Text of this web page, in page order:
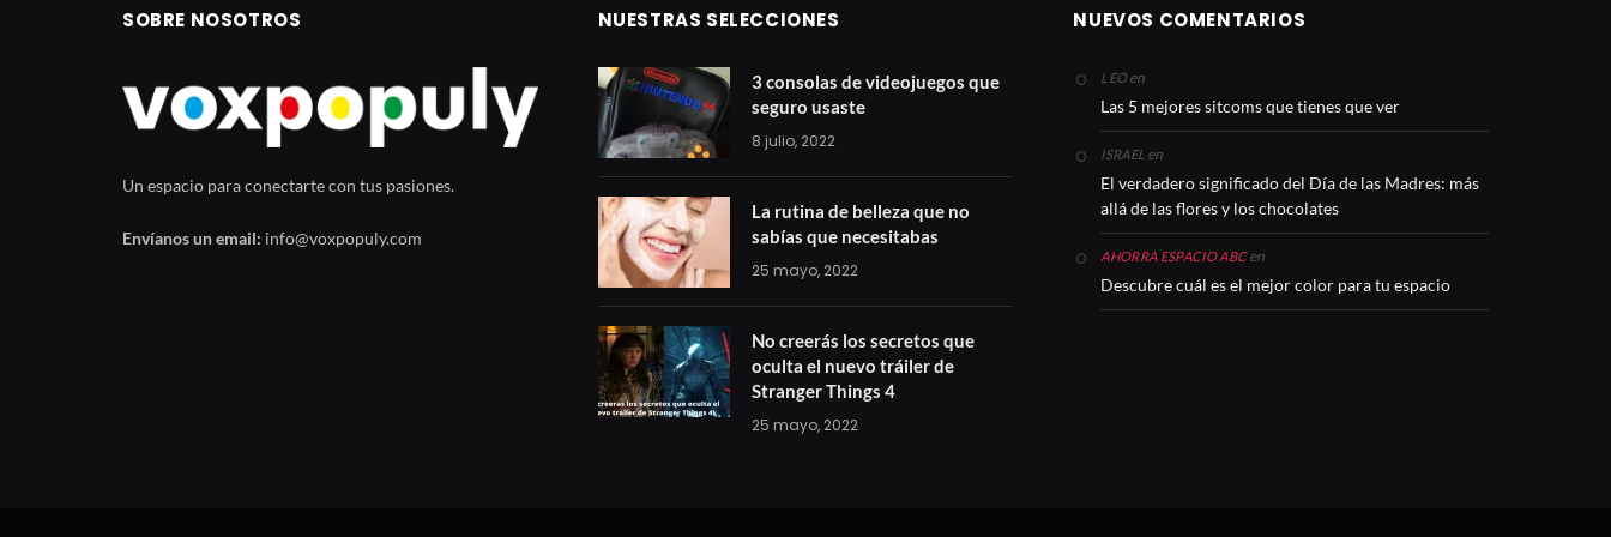
SOBRE NOSOTROS
Un espacio para conectarte con tus pasiones.
Envíanos un email: info@voxpopuly.com
NUESTRAS SELECCIONES
3 consolas de videojuegos que
seguro usaste
8 julio, 2022
La rutina de belleza que no
sabías que necesitabas
25 mayo, 2022
No creerás los secretos que
oculta el nuevo tráiler de
Stranger Things 4
25 mayo, 2022
NUEVOS COMENTARIOS
LEOen
Las 5 mejores sitcoms que tienes que ver
ISRAEL en
El verdadero significado del Día de las Madres: más
allá de las flores y los chocolates
AHORRA ESPACIO ABCen
Descubre cuál es el mejor color para tu espacio